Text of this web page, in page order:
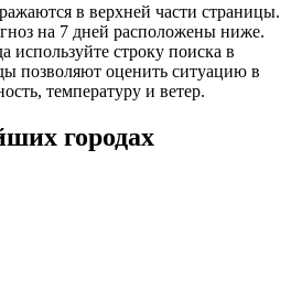
в верхней части страницы.
на 7 дней расположены ниже.
используйте строку поиска в
позволяют оценить ситуацию в
температуру и ветер.
городах